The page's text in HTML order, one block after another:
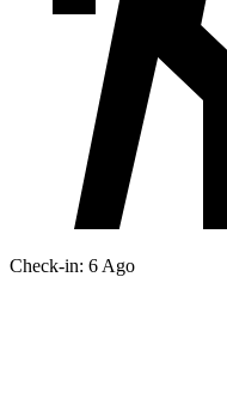
Check-in: 6 Ago